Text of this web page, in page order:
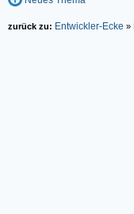
zurück zu: Entwickler-Ecke »